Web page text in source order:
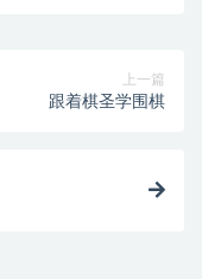
上一篇
跟着棋圣学围棋